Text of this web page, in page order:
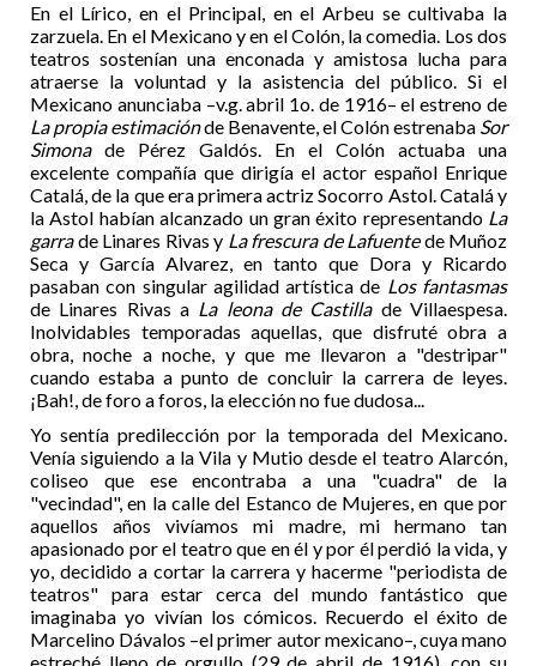
En el Lírico, en el Principal, en el Arbeu se cultivaba la
zarzuela. En el Mexicano y en el Colón, la comedia. Los dos
teatros sostenían una enconada y amistosa lucha para
atraerse la voluntad y la asistencia del público. Si el
Mexicano anunciaba –v.g. abril 1o. de 1916– el estreno de
La propia estimaciónde Benavente, el Colón estrenaba Sor
Simonade Pérez Galdós. En el Colón actuaba una
excelente compañía que dirigía el actor español Enrique
Catalá, de la que era primera actriz Socorro Astol. Catalá y
la Astol habían alcanzado un gran éxito representando La
garrade Linares Rivas y La frescura de Lafuentede Muñoz
Seca y García Alvarez, en tanto que Dora y Ricardo
pasaban con singular agilidad artística de Los fantasmas
de Linares Rivas a La leona de Castillade Villaespesa.
Inolvidables temporadas aquellas, que disfruté obra a
obra, noche a noche, y que me llevaron a "destripar"
cuando estaba a punto de concluir la carrera de leyes.
¡Bah!, de foro a foros, la elección no fue dudosa...
Yo sentía predilección por la temporada del Mexicano.
Venía siguiendo a la Vila y Mutio desde el teatro Alarcón,
coliseo que ese encontraba a una "cuadra" de la
"vecindad", en la calle del Estanco de Mujeres, en que por
aquellos años vivíamos mi madre, mi hermano tan
apasionado por el teatro que en él y por él perdió la vida, y
yo, decidido a cortar la carrera y hacerme "periodista de
teatros" para estar cerca del mundo fantástico que
imaginaba yo vivían los cómicos. Recuerdo el éxito de
Marcelino Dávalos –el primer autor mexicano–, cuya mano